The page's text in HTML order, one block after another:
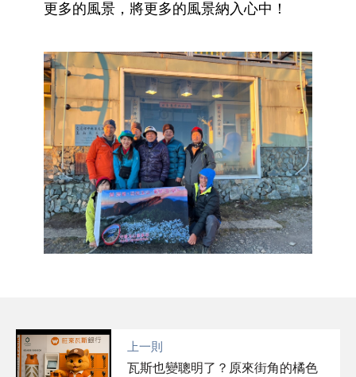
更多的風景，將更多的風景納入心中！
上一則
瓦斯也變聰明了？原來街角的橘色